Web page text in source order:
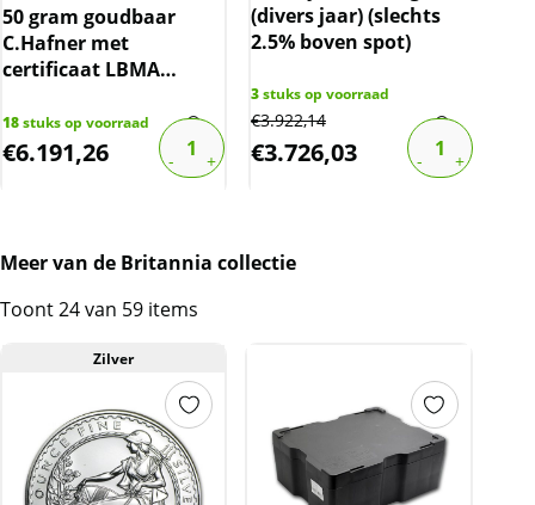
50 gram goudbaar
C.Hafner met
certificaat LBMA
18stuks op voorraad
€6.191,26
(divers jaar) (slechts
2.5% boven spot)
3stuks op voorraad
€3.922,14
€3.726,03
Meer van de Britannia collectie
Toont 24 van 59 items
Zilver